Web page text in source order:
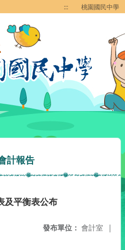
::: 桃園國民中學
計報告
及平衡表公布
發布單位： 會計室 |